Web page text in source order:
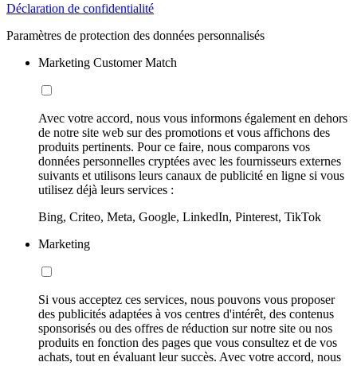
Déclaration de confidentialité
Paramètres de protection des données personnalisés
Marketing Customer Match
Avec votre accord, nous vous informons également en dehors
de notre site web sur des promotions et vous affichons des
produits pertinents. Pour ce faire, nous comparons vos
données personnelles cryptées avec les fournisseurs externes
suivants et utilisons leurs canaux de publicité en ligne si vous
utilisez déjà leurs services :
Bing, Criteo, Meta, Google, LinkedIn, Pinterest, TikTok
Marketing
Si vous acceptez ces services, nous pouvons vous proposer
des publicités adaptées à vos centres d'intérêt, des contenus
sponsorisés ou des offres de réduction sur notre site ou nos
produits en fonction des pages que vous consultez et de vos
achats, tout en évaluant leur succès. Avec votre accord, nous